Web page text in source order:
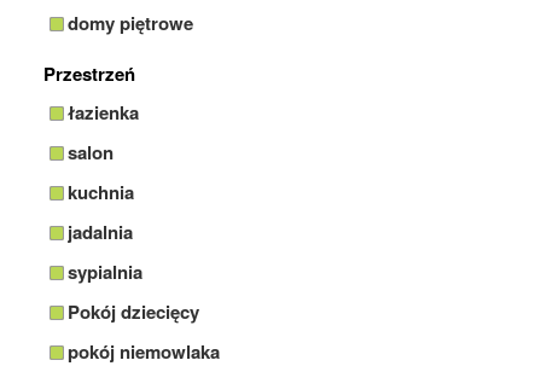
domy piętrowe
Przestrzeń
łazienka
salon
kuchnia
jadalnia
sypialnia
Pokój dziecięcy
pokój niemowlaka